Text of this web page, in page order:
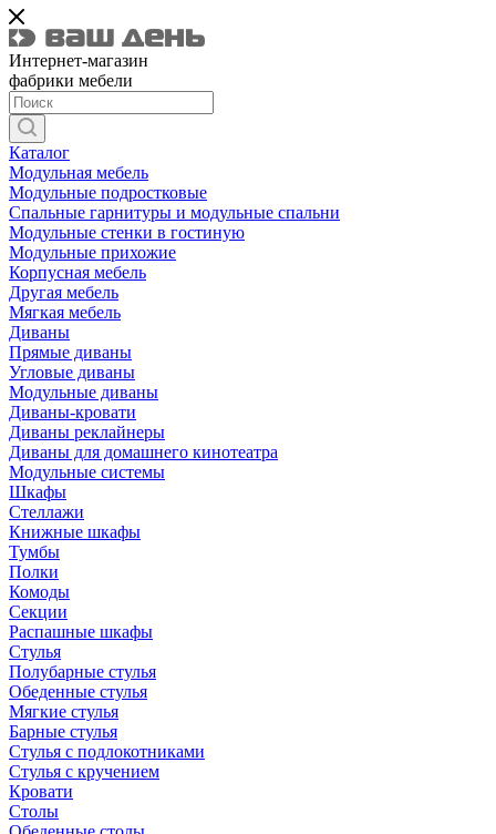
Интернет-магазин
фабрики мебели
Каталог
Модульная мебель
Модульные подростковые
Спальные гарнитуры и модульные спальни
Модульные стенки в гостиную
Модульные прихожие
Корпусная мебель
Другая мебель
Мягкая мебель
Диваны
Прямые диваны
Угловые диваны
Модульные диваны
Диваны-кровати
Диваны реклайнеры
Диваны для домашнего кинотеатра
Модульные системы
Шкафы
Стеллажи
Книжные шкафы
Тумбы
Полки
Комоды
Секции
Распашные шкафы
Стулья
Полубарные стулья
Обеденные стулья
Мягкие стулья
Барные стулья
Стулья с подлокотниками
Стулья с кручением
Кровати
Столы